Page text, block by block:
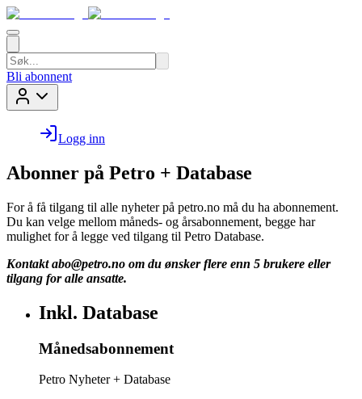
Bli abonnent
Logg inn
Abonner på Petro + Database
For å få tilgang til alle nyheter på petro.no må du ha abonnement.
Du kan velge mellom måneds- og årsabonnement, begge har
mulighet for å legge ved tilgang til Petro Database.
Kontakt abo@petro.no om du ønsker flere enn 5 brukere eller
tilgang for alle ansatte.
Inkl. Database
Månedsabonnement
Petro Nyheter + Database